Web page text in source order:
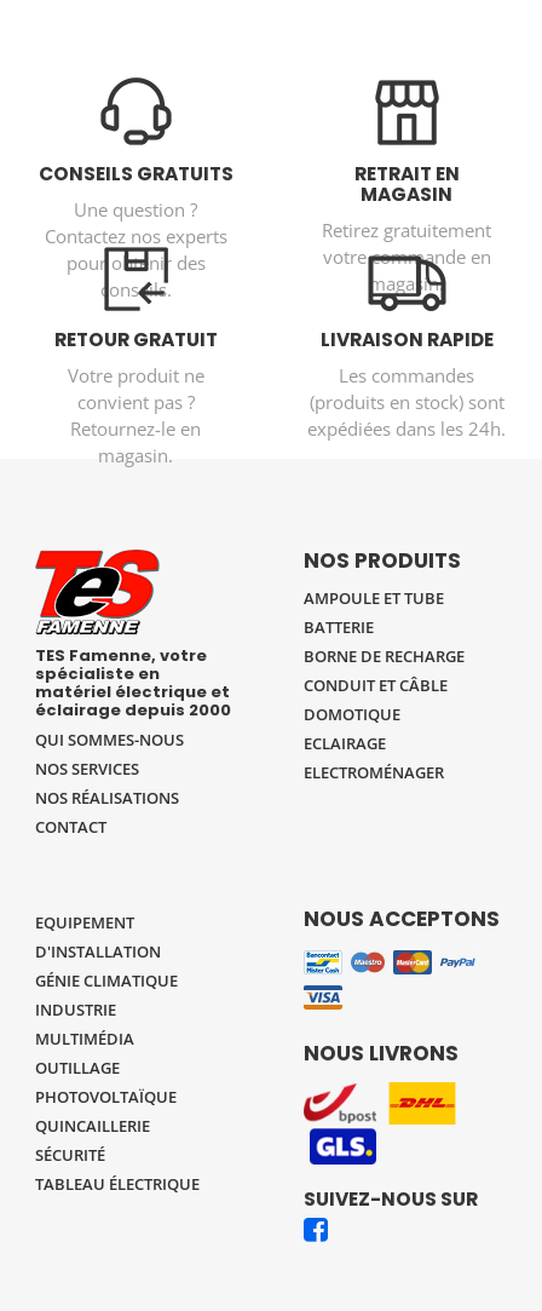
CONSEILS GRATUITS
Une question ?
Contactez nos experts
pour obtenir des
conseils.
RETRAIT EN
MAGASIN
Retirez gratuitement
votre commande en
magasin.
RETOUR GRATUIT
Votre produit ne
convient pas ?
Retournez-le en
magasin.
LIVRAISON RAPIDE
Les commandes
(produits en stock) sont
expédiées dans les 24h.
TES Famenne, votre
spécialiste en
matériel électrique et
éclairage depuis 2000
QUI SOMMES-NOUS
NOS SERVICES
NOS RÉALISATIONS
CONTACT
NOS PRODUITS
AMPOULE ET TUBE
BATTERIE
BORNE DE RECHARGE
CONDUIT ET CÂBLE
DOMOTIQUE
ECLAIRAGE
ELECTROMÉNAGER
EQUIPEMENT
D'INSTALLATION
GÉNIE CLIMATIQUE
INDUSTRIE
MULTIMÉDIA
OUTILLAGE
PHOTOVOLTAÏQUE
QUINCAILLERIE
SÉCURITÉ
TABLEAU ÉLECTRIQUE
NOUS ACCEPTONS
NOUS LIVRONS
SUIVEZ-NOUS SUR